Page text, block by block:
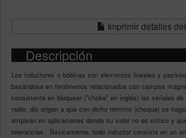
Imprimir detalles
Descripción
Los inductores o bobinas son elementos lineales y
basándose en fenómenos relacionados con campos
consistente en bloquear ("choke" en inglés) las señales
radio, dio origen a que con dicho término (choque) se
emplean en aplicaciones donde su valor no es crítico y
tolerancias. Básicamente, todo inductor consiste en un